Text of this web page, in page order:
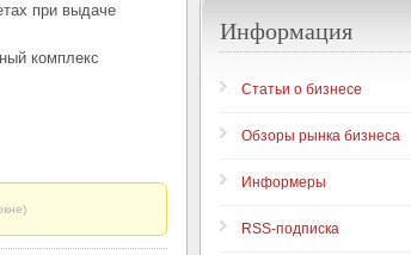
при выдаче
комплекс
Информация
Статьи о бизнесе
Обзоры рынка бизнеса
Информеры
RSS-подписка